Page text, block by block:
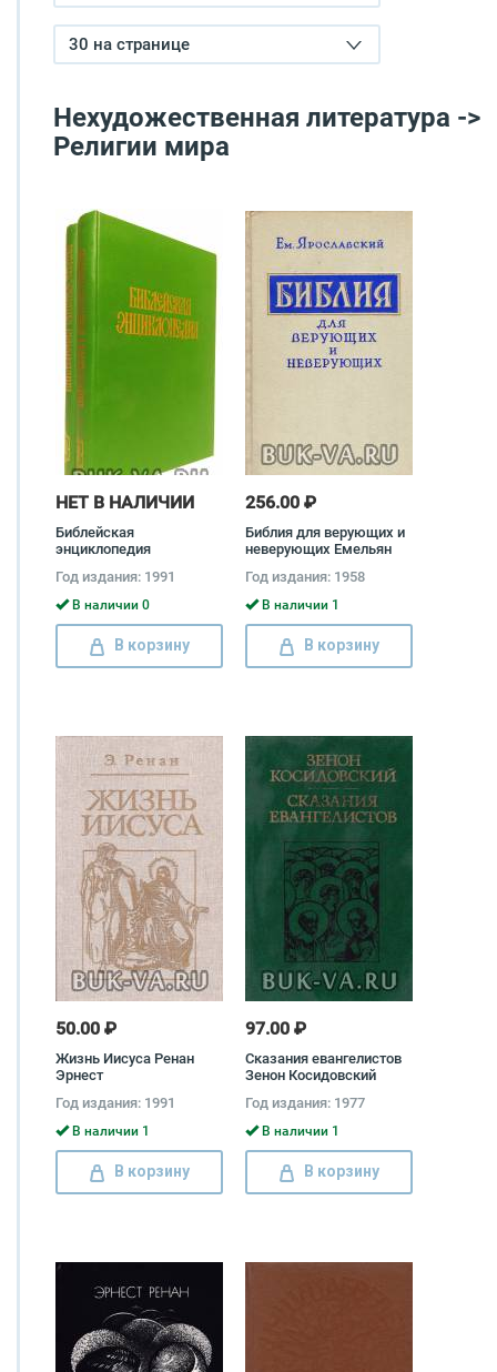
30 на странице
Нехудожественная литература ->
Религии мира
НЕТ В НАЛИЧИИ
Библейская
энциклопедия
Год издания: 1991
В наличии 0
В корзину
256.00 ₽
Библия для верующих и
неверующих Емельян
Год издания: 1958
В наличии 1
В корзину
50.00 ₽
Жизнь Иисуса Ренан
Эрнест
Год издания: 1991
В наличии 1
В корзину
97.00 ₽
Сказания евангелистов
Зенон Косидовский
Год издания: 1977
В наличии 1
В корзину